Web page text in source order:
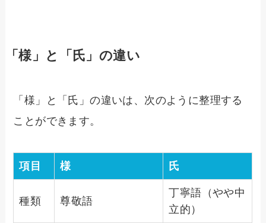
「様」と「氏」の違い
「様」と「氏」の違いは、次のように整理する
ことができます。
項目 様 氏
種類 尊敬語
丁寧語（やや中
立的）